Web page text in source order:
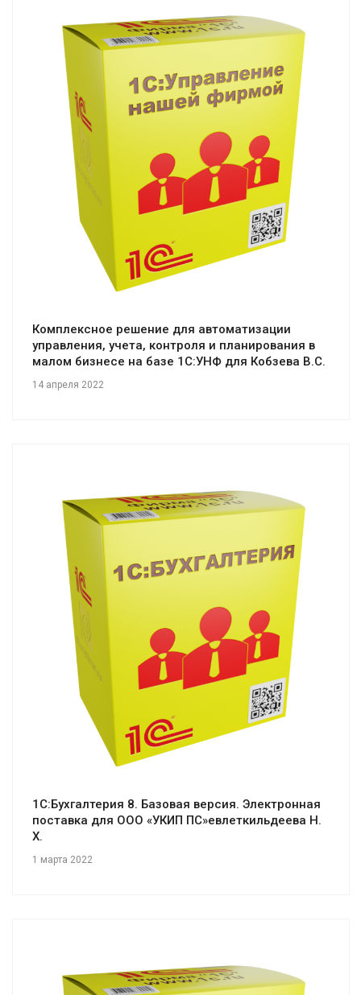
Смотреть проект
Комплексное решение для автоматизации
управления, учета, контроля и планирования в
малом бизнесе на базе 1С:УНФ для Кобзева В.С.
14 апреля 2022
Смотреть проект
1С:Бухгалтерия 8. Базовая версия. Электронная
поставка для ООО «УКИП ПС»евлеткильдеева Н.
Х.
1 марта 2022